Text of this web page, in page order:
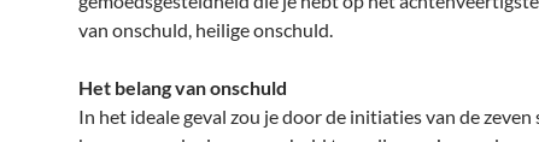
van onschuld, heilige onschuld.
Het belang van onschuld
In het ideale geval zou je door de initiaties van de zeven